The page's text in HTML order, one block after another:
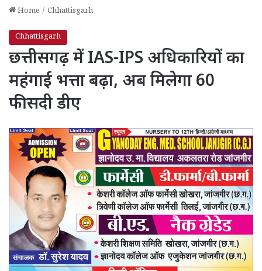
Home / Chhattisgarh
Chhattisgarh
छत्तीसगढ़ में IAS-IPS अधिकारियों का
महंगाई भत्ता बढ़ा, अब मिलेगा 60
फीसदी डीए